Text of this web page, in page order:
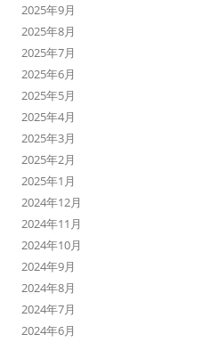
2025年9月
2025年8月
2025年7月
2025年6月
2025年5月
2025年4月
2025年3月
2025年2月
2025年1月
2024年12月
2024年11月
2024年10月
2024年9月
2024年8月
2024年7月
2024年6月